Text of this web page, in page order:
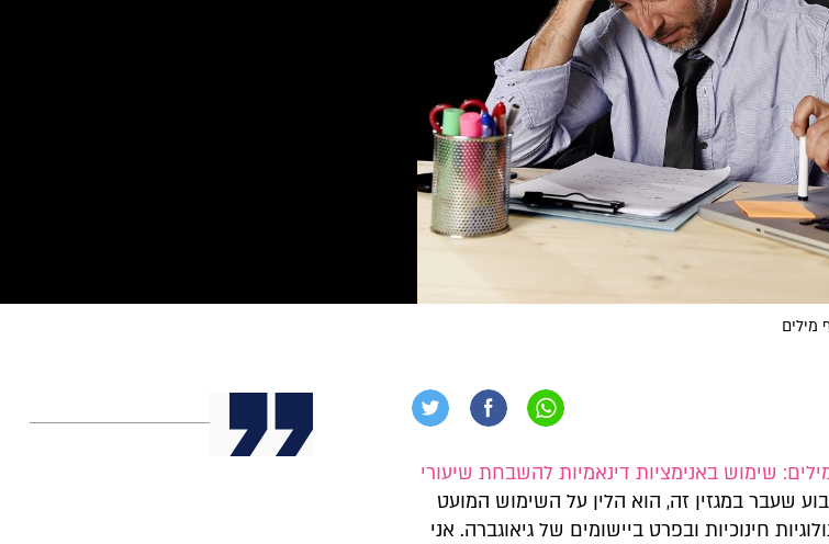
מילים
שימוש באנימציות דינאמיות להשבחת שיעורי
שעבר במגזין זה, הוא הלין על השימוש המועט
חינוכיות ובפרט ביישומים של גיאוגברה. אני